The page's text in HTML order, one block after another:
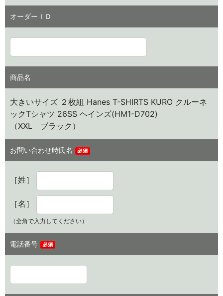
オーダーＩＤ
商品名
大きいサイズ ２枚組 Hanes T-SHIRTS KURO クルーネ
ックTシャツ 26SS ヘインズ(HM1-D702)
（XXL ブラック）
お問い合わせ時氏名
［姓］
［名］
（全角で入力してください）
電話番号